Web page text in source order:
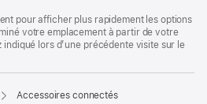
pour afficher plus rapidement les options
votre emplacement à partir de votre
indiqué lors d’une précédente visite sur le
Accessoires connectés